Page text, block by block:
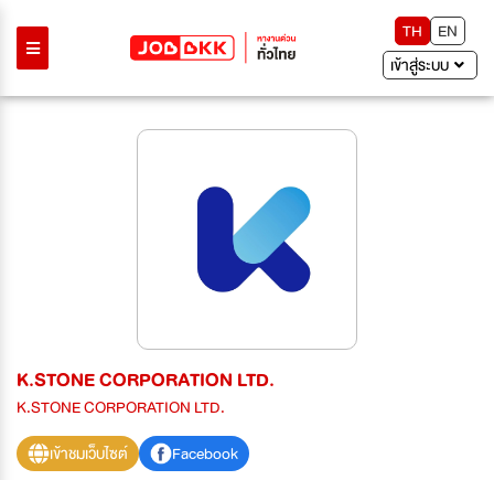
TH
EN
เข้าสู่ระบบ
K.STONE CORPORATION LTD.
K.STONE CORPORATION LTD.
เข้าชมเว็บไซต์
Facebook